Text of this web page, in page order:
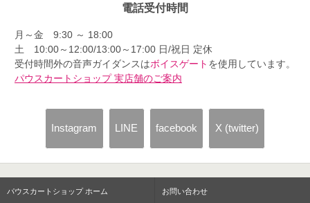
電話受付時間
月～金 9:30 ～ 18:00
土 10:00～12:00/13:00～17:00 日/祝日 定休
受付時間外の音声ガイダンスはボイスゲート を使用しています。
パウスカートショップ 実店舗のご案内
Instagram LINE facebook X (twitter)
パウスカートショップ ホーム お問い合わせ